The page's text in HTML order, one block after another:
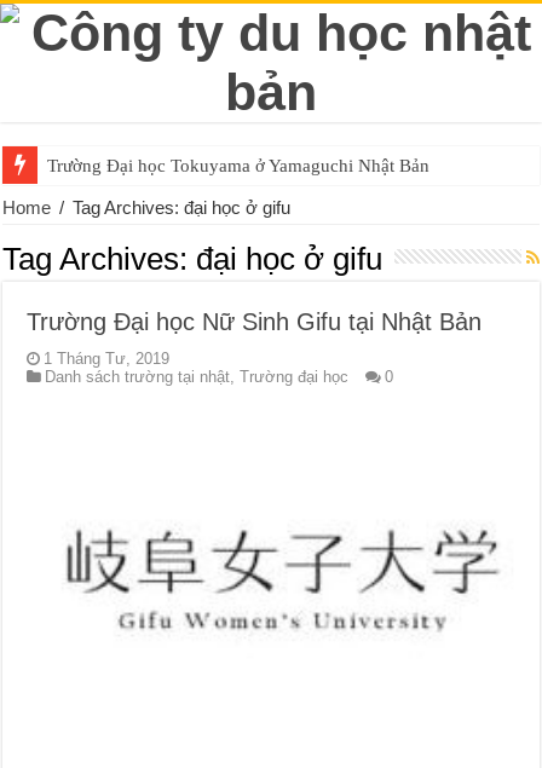
Trường Đại học Tokuyama ở Yamaguchi Nhật Bản
Home / Tag Archives: đại học ở gifu
Tag Archives: đại học ở gifu
Trường Đại học Nữ Sinh Gifu tại Nhật Bản
1 Tháng Tư, 2019
Danh sách trường tại nhật,Trường đại học 0